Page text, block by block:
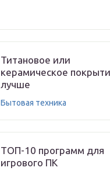
Титановое или
керамическое
лучше
Бытовая техника
ТОП-10 программ для
игрового ПК